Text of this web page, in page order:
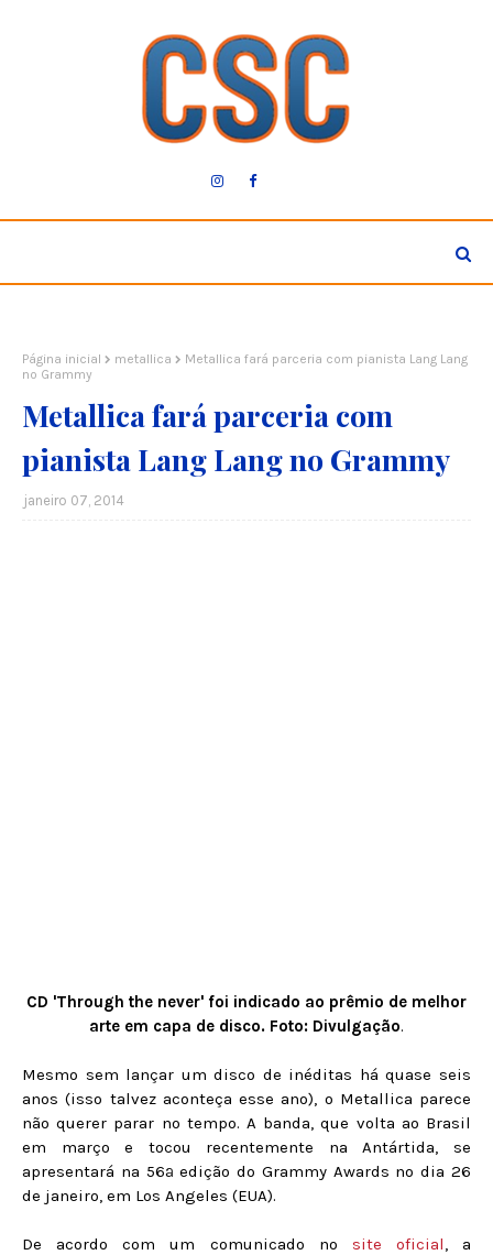
Página inicial metallica
Metallica fará parceria com pianista Lang Lang
no Grammy
Metallica fará parceria com
pianista Lang Lang no Grammy
janeiro 07, 2014
CD 'Through the never' foi indicado ao prêmio de melhor
arte em capa de disco. Foto: Divulgação.
Mesmo sem lançar um disco de inéditas há quase seis
anos (isso talvez aconteça esse ano), o Metallica parece
não querer parar no tempo. A banda, que volta ao Brasil
em março e tocou recentemente na Antártida, se
apresentará na 56ª edição do Grammy Awards no dia 26
de janeiro, em Los Angeles (EUA).
De acordo com um comunicado no site oficial, a